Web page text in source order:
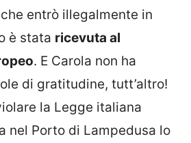
entrò illegalmente in
è stata ricevuta al
. E Carola non ha
di gratitudine, tutt’altro!
la Legge italiana
nel Porto di Lampedusa lo